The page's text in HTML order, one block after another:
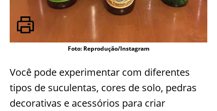
Foto: Reprodução/Instagram
Você pode experimentar com diferentes
tipos de suculentas, cores de solo, pedras
decorativas e acessórios para criar